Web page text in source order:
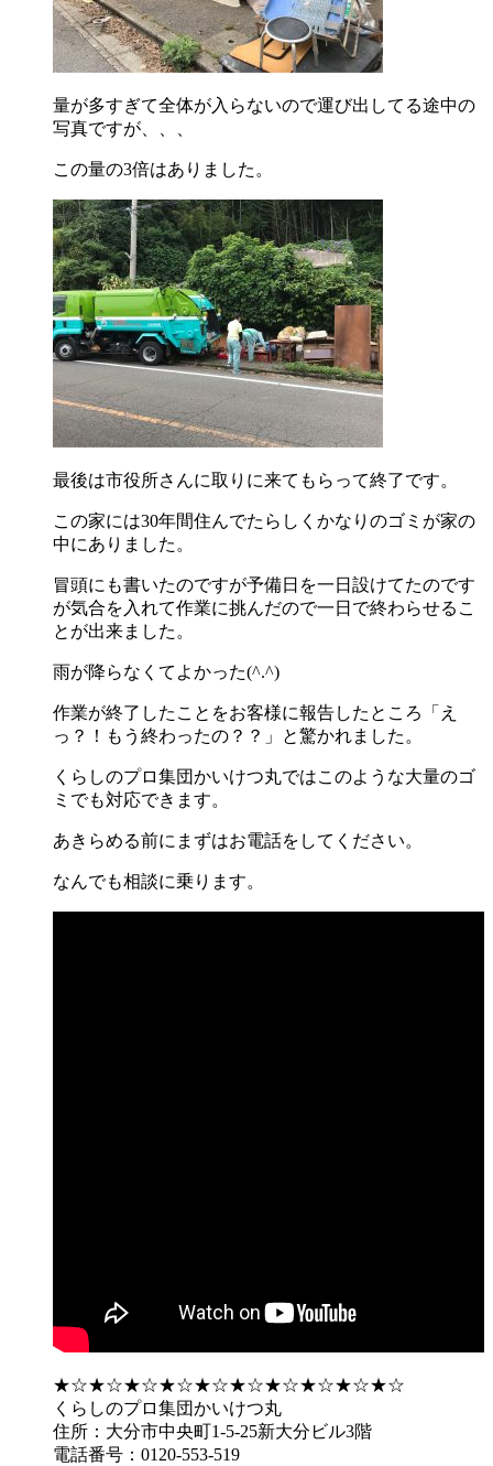
量が多すぎて全体が入らないので運び出してる途中の
写真ですが、、、
この量の3倍はありました。
最後は市役所さんに取りに来てもらって終了です。
この家には30年間住んでたらしくかなりのゴミが家の
中にありました。
冒頭にも書いたのですが予備日を一日設けてたのです
が気合を入れて作業に挑んだので一日で終わらせるこ
とが出来ました。
雨が降らなくてよかった(^.^)
作業が終了したことをお客様に報告したところ「え
っ？！もう終わったの？？」と驚かれました。
くらしのプロ集団かいけつ丸ではこのような大量のゴ
ミでも対応できます。
あきらめる前にまずはお電話をしてください。
なんでも相談に乗ります。
★☆★☆★☆★☆★☆★☆★☆★☆★☆★☆
くらしのプロ集団かいけつ丸
住所：大分市中央町1-5-25新大分ビル3階
電話番号：0120-553-519